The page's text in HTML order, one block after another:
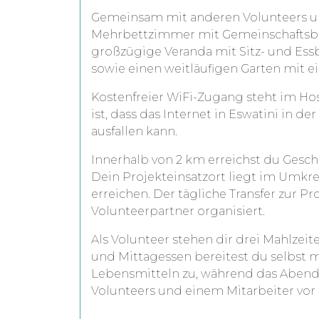
Gemeinsam mit anderen Volunteers
Mehrbettzimmer mit
großzügige Veranda mit Sitz- und
sowie einen weitläufigen Garten mit
Kostenfreier WiFi-Zugang steht im
ist, dass das Internet in Eswatini in
ausfallen kann.
Innerhalb von 2 km erreichst du
Dein Projekteinsatzort liegt im
erreichen. Der tägliche Transfer zur
Volunteerpartner organisiert.
Als Volunteer stehen dir drei
und Mittagessen bereitest du selbst
Lebensmitteln zu, während das
Volunteers und einem Mitarbeiter